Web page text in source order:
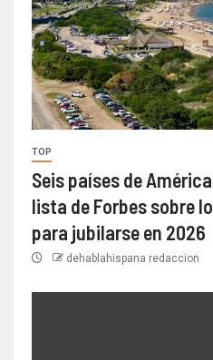
TOP
Seis países de
lista de Forbes sobre
para jubilarse en 2026
dehablahispana redaccion